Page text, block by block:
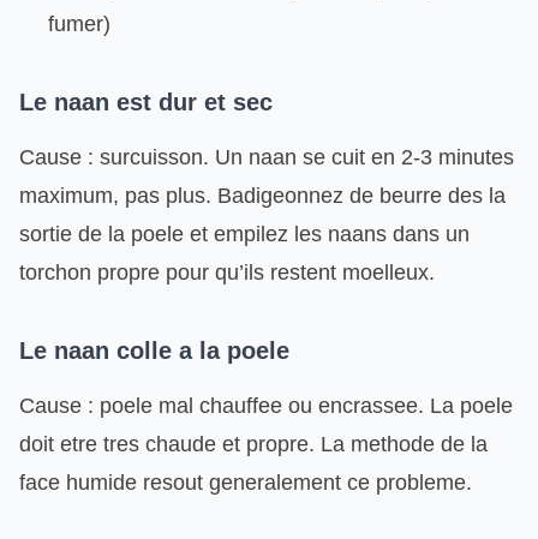
fumer)
Le naan est dur et sec
Cause : surcuisson. Un naan se cuit en 2-3 minutes
maximum, pas plus. Badigeonnez de beurre des la
sortie de la poele et empilez les naans dans un
torchon propre pour qu’ils restent moelleux.
Le naan colle a la poele
Cause : poele mal chauffee ou encrassee. La poele
doit etre tres chaude et propre. La methode de la
face humide resout generalement ce probleme.